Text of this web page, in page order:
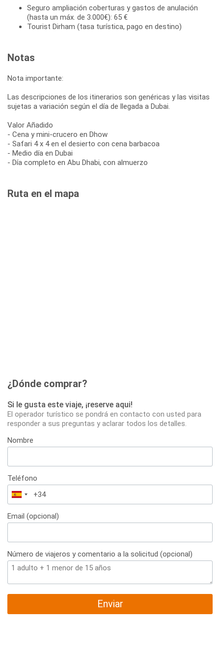
Seguro ampliación coberturas y gastos de anulación
(hasta un máx. de 3.000€): 65 €
Tourist Dirham (tasa turística, pago en destino)
Notas
Nota importante:
Las descripciones de los itinerarios son genéricas y las visitas
sujetas a variación según el día de llegada a Dubai.
Valor Añadido
- Cena y mini-crucero en Dhow
- Safari 4 x 4 en el desierto con cena barbacoa
- Medio día en Dubai
- Día completo en Abu Dhabi, con almuerzo
Ruta en el mapa
¿Dónde comprar?
Si le gusta este viaje, ¡reserve aqui!
El operador turístico se pondrá en contacto con usted para
responder a sus preguntas y aclarar todos los detalles.
Nombre
Teléfono
España
+34
Email (opcional)
Número de viajeros y comentario a la solicitud (opcional)
Enviar